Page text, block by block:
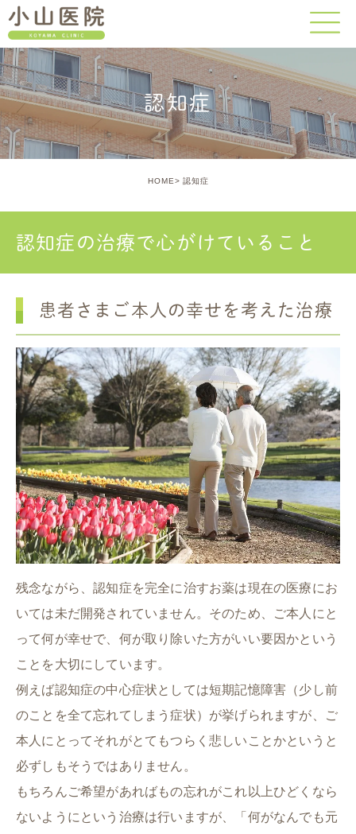
認知症
HOME 認知症
認知症の治療で心がけていること
患者さまご本人の幸せを考えた治療
残念ながら、認知症を完全に治すお薬は現在の医療にお
いては未だ開発されていません。そのため、ご本人にと
って何が幸せで、何が取り除いた方がいい要因かという
ことを大切にしています。
例えば認知症の中心症状としては短期記憶障害（少し前
のことを全て忘れてしまう症状）が挙げられますが、ご
本人にとってそれがとてもつらく悲しいことかというと
必ずしもそうではありません。
もちろんご希望があればもの忘れがこれ以上ひどくなら
ないようにという治療は行いますが、「何がなんでも元